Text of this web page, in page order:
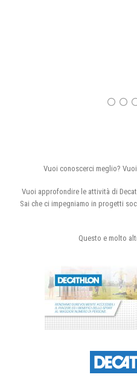
Vuoi conoscerci meglio?
Vuoi approfondire le attività di
Sai che ci impegniamo in progetti
Questo e molto